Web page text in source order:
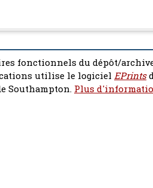
fonctionnels du dépôt/
utilise le logiciel EPrints
Southampton. Plus